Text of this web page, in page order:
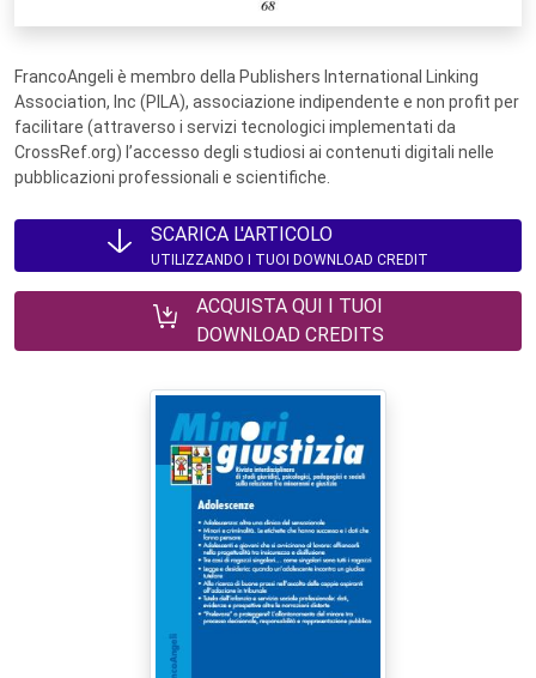
FrancoAngeli è membro della Publishers International Linking
Association, Inc (PILA), associazione indipendente e non profit per
facilitare (attraverso i servizi tecnologici implementati da
CrossRef.org) l’accesso degli studiosi ai contenuti digitali nelle
pubblicazioni professionali e scientifiche.
SCARICA L'ARTICOLO
UTILIZZANDO I TUOI DOWNLOAD CREDIT
ACQUISTA QUI I TUOI
DOWNLOAD CREDITS